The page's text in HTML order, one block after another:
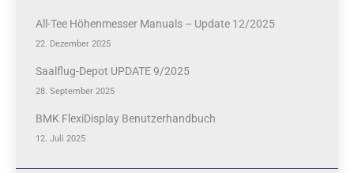
All-Tee Höhenmesser Manuals – Update 12/2025
22. Dezember 2025
Saalflug-Depot UPDATE 9/2025
28. September 2025
BMK FlexiDisplay Benutzerhandbuch
12. Juli 2025